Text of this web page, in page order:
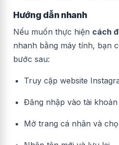
Hướng dẫn nhanh
Nếu muốn thực hiện cách
nhanh bằng máy tính, bạn
bước sau:
Truy cập website
Đăng nhập vào tài khoản
Mở trang cá nhân và